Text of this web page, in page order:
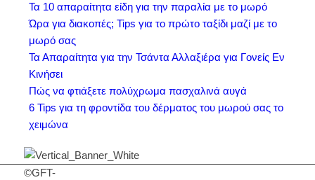
Τα 10 απαραίτητα είδη για την παραλία με το μωρό
Ώρα για διακοπές; Tips για το πρώτο ταξίδι μαζί με το
μωρό σας
Τα Απαραίτητα για την Τσάντα Αλλαξιέρα για Γονείς Εν
Κινήσει
Πώς να φτιάξετε πολύχρωμα πασχαλινά αυγά
6 Tips για τη φροντίδα του δέρματος του μωρού σας το
χειμώνα
©GFT-